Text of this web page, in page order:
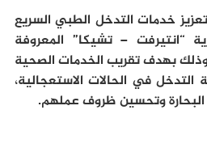
خدمات التدخل الطبي السريع
“انتيرفت – تشيكا” المعروفة
بهدف تقريب الخدمات الصحية
في الحالات الاستعجالية،
وتحسين ظروف عملهم.